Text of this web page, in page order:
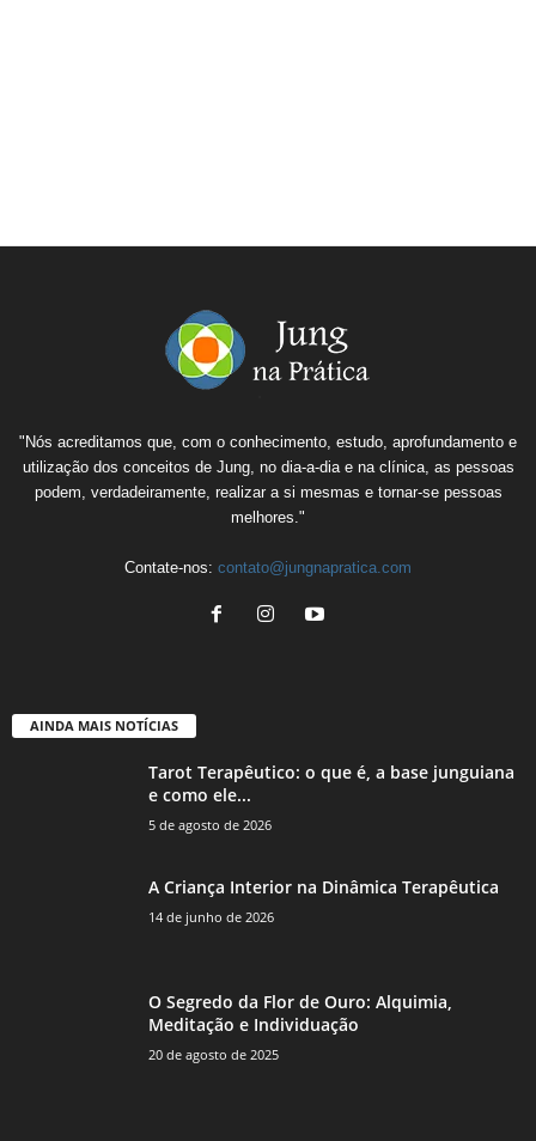
"Nós acreditamos que, com o conhecimento, estudo, aprofundamento e
utilização dos conceitos de Jung, no dia-a-dia e na clínica, as pessoas
podem, verdadeiramente, realizar a si mesmas e tornar-se pessoas
melhores."
Contate-nos: contato@jungnapratica.com
AINDA MAIS NOTÍCIAS
Tarot Terapêutico: o que é, a base junguiana
e como ele...
5 de agosto de 2026
A Criança Interior na Dinâmica Terapêutica
14 de junho de 2026
O Segredo da Flor de Ouro: Alquimia,
Meditação e Individuação
20 de agosto de 2025